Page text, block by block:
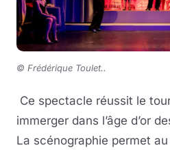
© Frédérique Toulet..
Ce spectacle réussit le
immerger dans l’âge d’or
La scénographie permet